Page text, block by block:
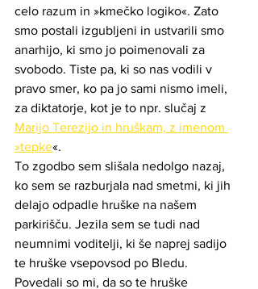
celo razum in »kmečko logiko«. Zato
smo postali izgubljeni in ustvarili smo
anarhijo, ki smo jo poimenovali za
svobodo. Tiste pa, ki so nas vodili v
pravo smer, ko pa jo sami nismo imeli,
za diktatorje, kot je to npr. slučaj z
Marijo Terezijo in hruškam, z imenom
»tepke«.
To zgodbo sem slišala nedolgo nazaj,
ko sem se razburjala nad smetmi, ki jih
delajo odpadle hruške na našem
parkirišču. Jezila sem se tudi nad
neumnimi voditelji, ki še naprej sadijo
te hruške vsepovsod po Bledu.
Povedali so mi, da so te hruške